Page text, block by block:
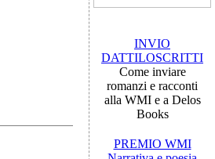
INVIO
DATTILOSCRITTI
Come inviare
romanzi e racconti
alla WMI e a Delos
Books
PREMIO WMI